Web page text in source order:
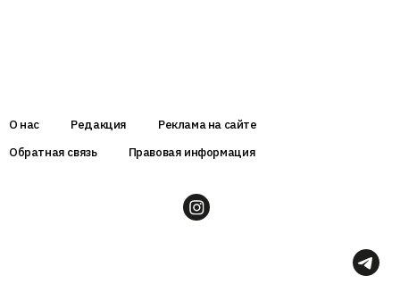
О нас Редакция
Реклама на сайте
Обратная связь
Правовая информация